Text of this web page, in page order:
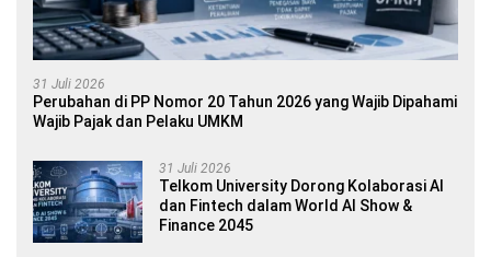
31 Juli 2026
Perubahan di PP Nomor 20 Tahun 2026 yang Wajib Dipahami
Wajib Pajak dan Pelaku UMKM
31 Juli 2026
Telkom University Dorong Kolaborasi AI
dan Fintech dalam World AI Show &
Finance 2045